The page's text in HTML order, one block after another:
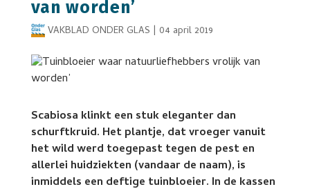
van worden’
VAKBLAD ONDER GLAS | 04 april 2019
Scabiosa klinkt een stuk eleganter dan
schurftkruid. Het plantje, dat vroeger vanuit
het wild werd toegepast tegen de pest en
allerlei huidziekten (vandaar de naam), is
inmiddels een deftige tuinbloeier. In de kassen